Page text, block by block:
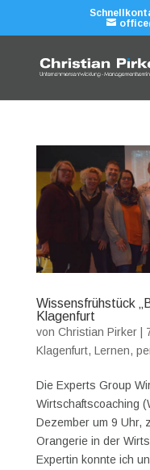
Wissensfrühstück
Klagenfurt
von Christian Pirker|
Klagenfurt, Lernen,
Die Experts Group
Wirtschaftscoaching
Dezember um 9 Uhr,
Orangerie in der
Expertin konnte ich